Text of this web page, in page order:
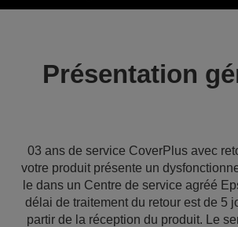
Présentation
03 ans de service CoverPlus avec
votre produit présente un
le dans un Centre de service agréé
délai de traitement du retour est de 5
partir de la réception du produit. Le